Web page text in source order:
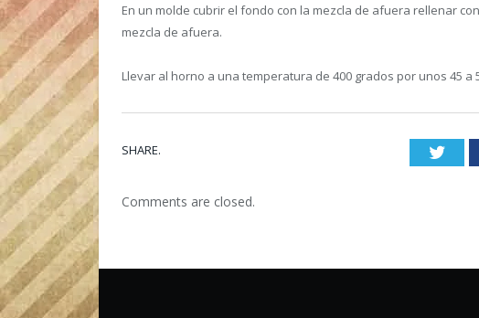
En un molde cubrir el fondo con la mezcla de afuera rellenar
mezcla de afuera.
Llevar al horno a una temperatura de 400 grados por unos 45 a
SHARE.
Comments are closed.